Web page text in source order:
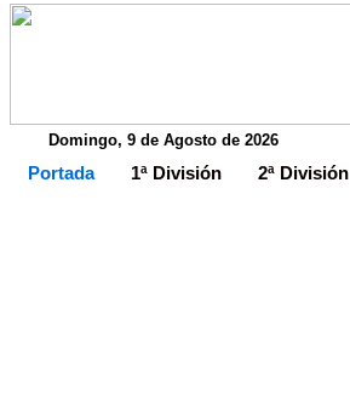
Domingo, 9 de Agosto de 2026
Portada 1ª División 2ª División